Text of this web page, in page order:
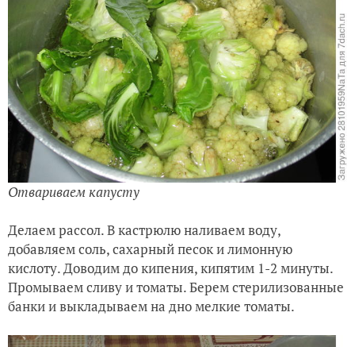
Отвариваем капусту
Делаем рассол. В кастрюлю наливаем воду,
добавляем соль, сахарный песок и лимонную
кислоту. Доводим до кипения, кипятим 1-2 минуты.
Промываем сливу и томаты. Берем стерилизованные
банки и выкладываем на дно мелкие томаты.